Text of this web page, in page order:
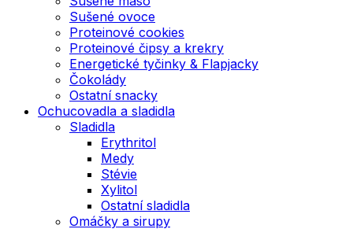
Sušené ovoce
Proteinové cookies
Proteinové čipsy a krekry
Energetické tyčinky & Flapjacky
Čokolády
Ostatní snacky
Ochucovadla a sladidla
Sladidla
Erythritol
Medy
Stévie
Xylitol
Ostatní sladidla
Omáčky a sirupy